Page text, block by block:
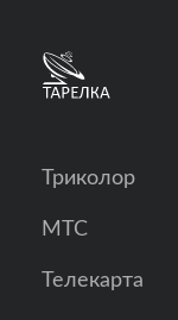
Триколор
МТС
Телекарта